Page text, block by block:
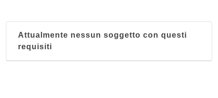
Attualmente nessun soggetto con questi
requisiti